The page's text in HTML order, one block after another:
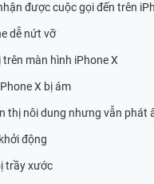
được cuộc gọi đến trên
dễ nứt vỡ
màn hình iPhone X
X bị ám
thị nôi dung nhưng vẫn phát
động
trầy xước